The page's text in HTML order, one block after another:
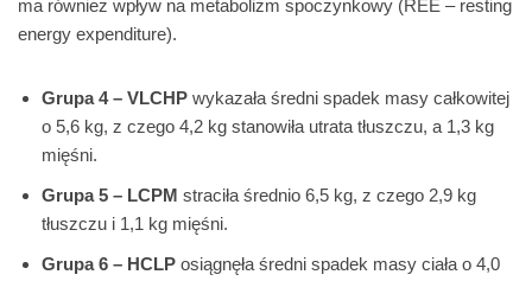
ma również wpływ na metabolizm spoczynkowy (REE – resting
energy expenditure).
Grupa 4 – VLCHP wykazała średni spadek masy całkowitej
o 5,6 kg, z czego 4,2 kg stanowiła utrata tłuszczu, a 1,3 kg
mięśni.
Grupa 5 – LCPM straciła średnio 6,5 kg, z czego 2,9 kg
tłuszczu i 1,1 kg mięśni.
Grupa 6 – HCLP osiągnęła średni spadek masy ciała o 4,0